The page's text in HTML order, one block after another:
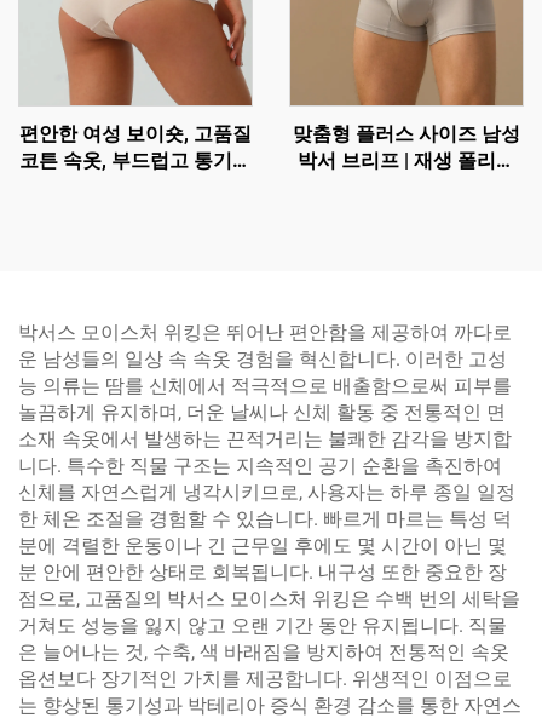
편안한 여성 보이숏, 고품질
코튼 속옷, 부드럽고 통기성
맞춤형 플러스 사이즈 남성
박서 브리프 | 재생 폴리에
박서스 모이스처 위킹은 뛰어난 편안함을 제공하여 까다로
운 남성들의 일상 속 속옷 경험을 혁신합니다. 이러한 고성
능 의류는 땀를 신체에서 적극적으로 배출함으로써 피부를
놀끔하게 유지하며, 더운 날씨나 신체 활동 중 전통적인 면
소재 속옷에서 발생하는 끈적거리는 불쾌한 감각을 방지합
니다. 특수한 직물 구조는 지속적인 공기 순환을 촉진하여
신체를 자연스럽게 냉각시키므로, 사용자는 하루 종일 일정
한 체온 조절을 경험할 수 있습니다. 빠르게 마르는 특성 덕
분에 격렬한 운동이나 긴 근무일 후에도 몇 시간이 아닌 몇
분 안에 편안한 상태로 회복됩니다. 내구성 또한 중요한 장
점으로, 고품질의 박서스 모이스처 위킹은 수백 번의 세탁을
거쳐도 성능을 잃지 않고 오랜 기간 동안 유지됩니다. 직물
은 늘어나는 것, 수축, 색 바래짐을 방지하여 전통적인 속옷
옵션보다 장기적인 가치를 제공합니다. 위생적인 이점으로
는 향상된 통기성과 박테리아 증식 환경 감소를 통한 자연스